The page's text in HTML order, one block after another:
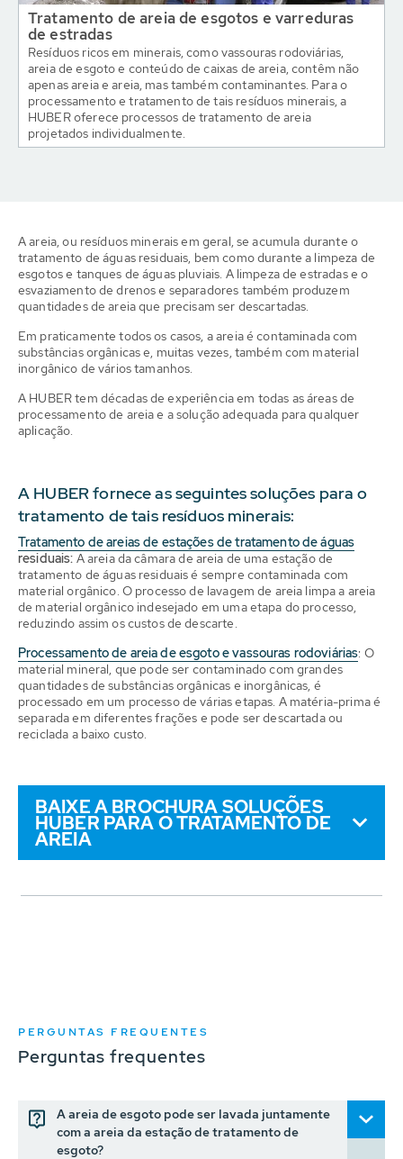
Tratamento de areia de esgotos e varreduras
de estradas
Resíduos ricos em minerais, como vassouras rodoviárias,
areia de esgoto e conteúdo de caixas de areia, contêm não
apenas areia e areia, mas também contaminantes. Para o
processamento e tratamento de tais resíduos minerais, a
HUBER oferece processos de tratamento de areia
projetados individualmente.
A areia, ou resíduos minerais em geral, se acumula durante o
tratamento de águas residuais, bem como durante a limpeza de
esgotos e tanques de águas pluviais. A limpeza de estradas e o
esvaziamento de drenos e separadores também produzem
quantidades de areia que precisam ser descartadas.
Em praticamente todos os casos, a areia é contaminada com
substâncias orgânicas e, muitas vezes, também com material
inorgânico de vários tamanhos.
A HUBER tem décadas de experiência em todas as áreas de
processamento de areia e a solução adequada para qualquer
aplicação.
A HUBER fornece as seguintes soluções para o
tratamento de tais resíduos minerais:
Tratamento de areias de estações de tratamento de águas
residuais: A areia da câmara de areia de uma estação de
tratamento de águas residuais é sempre contaminada com
material orgânico. O processo de lavagem de areia limpa a areia
de material orgânico indesejado em uma etapa do processo,
reduzindo assim os custos de descarte.
Processamento de areia de esgoto e vassouras rodoviárias: O
material mineral, que pode ser contaminado com grandes
quantidades de substâncias orgânicas e inorgânicas, é
processado em um processo de várias etapas. A matéria-prima é
separada em diferentes frações e pode ser descartada ou
reciclada a baixo custo.
BAIXE A BROCHURA SOLUÇÕES
HUBER PARA O TRATAMENTO DE
AREIA
PERGUNTAS FREQUENTES
Perguntas frequentes
A areia de esgoto pode ser lavada juntamente
com a areia da estação de tratamento de
esgoto?